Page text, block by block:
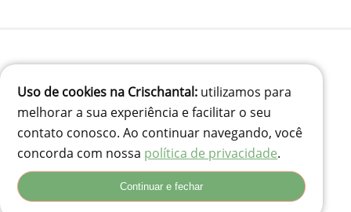
(41) 99834-3707
contato@crischantal.com.br
Rua Durval jungles 240 - Pinheirinho, Curitiba-PR
Rua Adolfo Corso, 74 - Santa Rita, Lages - SC, 88503-180
Uso de cookies na Crischantal: utilizamos para
melhorar a sua experiência e facilitar o seu
contato conosco. Ao continuar navegando, você
concorda com nossa política de privacidade.
Continuar e fechar